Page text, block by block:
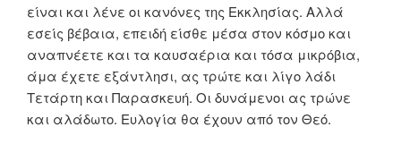
είναι και λένε οι κανόνες της Εκκλησίας. Αλλά
εσείς βέβαια, επειδή είσθε μέσα στον κόσμο και
αναπνέετε και τα καυσαέρια και τόσα μικρόβια,
άμα έχετε εξάντλησι, ας τρώτε και λίγο λάδι
Τετάρτη και Παρασκευή. Οι δυνάμενοι ας τρώνε
και αλάδωτο. Ευλογία θα έχουν από τον Θεό.